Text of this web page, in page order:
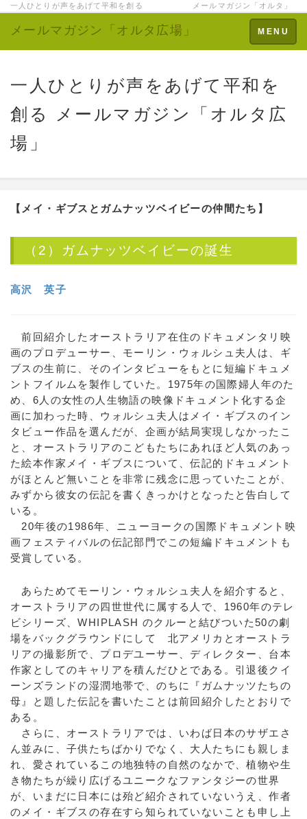
一人ひとりが声をあげて平和を創る メールマガジン「オルタ」
Toggle
navigation
MENU
メールマガジン「オルタ広場」
一人ひとりが声をあげて平和を
創る メールマガジン「オルタ広
場」
【メイ・ギブスとガムナッツベイビーの仲間たち】
（2）ガムナッツベイビーの誕生
高沢 英子
前回紹介したオーストラリア在住のドキュメンタリ映
画のプロデューサー、モーリン・ウォルシュ夫人は、ギ
ブスの生前に、そのインタビューをもとに短編ドキュメ
ントフイルムを製作していた。1975年の国際婦人年のた
め、6人の女性の人生物語の映像ドキュメント化する企
画に加わった時、ウォルシュ夫人はメイ・ギブスのイン
タビュー作品を選んだが、企画が結局実現しなかったこ
と、オーストラリアのこどもたちにあれほど人気のあっ
た絵本作家メイ・ギブスについて、伝記的ドキュメント
がほとんど無いことを非常に残念に思っていたことが、
みずから彼女の伝記を書くきっかけとなったと告白して
いる。
20年後の1986年、ニューヨークの国際ドキュメント映
画フェスティバルの伝記部門でこの短編ドキュメントも
受賞している。
あらためてモーリン・ウォルシュ夫人を紹介すると、
オーストラリアの四世世代に属する人で、1960年のテレ
ビシリーズ、WHIPLASH のクルーと結びついた50の劇
場をバックグラウンドにして 北アメリカとオーストラ
リアの撮影所で、プロデユーサー、ディレクター、台本
作家としてのキャリアを積んだひとである。引退後クイ
ーンズランドの湿潤地帯で、のちに『ガムナッツたちの
母』と題した伝記を書いたことは前回紹介したとおりで
ある。
さらに、オーストラリアでは、いわば日本のサザエさ
ん並みに、子供たちばかりでなく、大人たちにも親しま
れ、愛されているこの地独特の自然のなかで、植物や生
き物たちが繰り広げるユニークなファンタジーの世界
が、いまだに日本には殆ど紹介されていないうえ、作者
のメイ・ギブスの存在すら知られていないことも申し上